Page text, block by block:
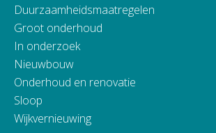
Duurzaamheidsmaatregelen
Groot onderhoud
In onderzoek
Nieuwbouw
Onderhoud en renovatie
Sloop
Wijkvernieuwing